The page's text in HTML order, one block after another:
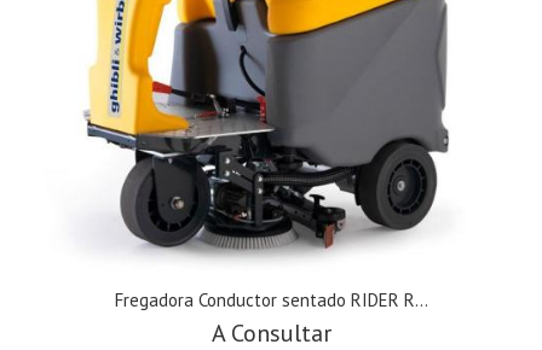
Fregadora Conductor sentado RIDER R...
A Consultar